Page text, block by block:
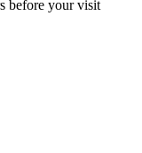
before your visit